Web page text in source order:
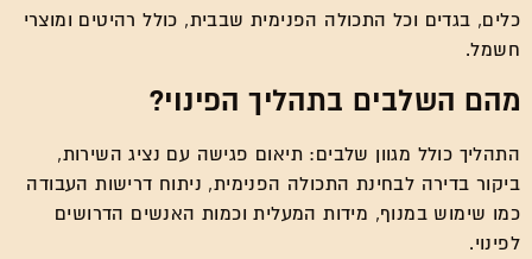
כלים, בגדים וכל התכולה הפנימית שבבית, כולל רהיטים ומוצרי
חשמל.
מהם השלבים בתהליך הפינוי?
התהליך כולל מגוון שלבים: תיאום פגישה עם נציג השירות,
ביקור בדירה לבחינת התכולה הפנימית, ניתוח דרישות העבודה
כמו שימוש במנוף, מידות המעלית וכמות האנשים הדרושים
לפינוי.